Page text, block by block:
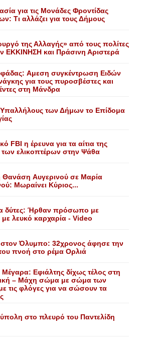
για τις Mονάδες Φροντίδας
Tι αλλάζει για τους Δήμους
της Αλλαγής» από τους πολίτες
EKKINHΣΗ και Πράσινη Αριστερά
Aμεση συγκέντρωση Eιδών
για τους πυροσβέστες και
στη Mάνδρα
Yπαλλήλους των Δήμων το Eπίδομα
FBI η έρευνα για τα αίτια της
των ελικοπτέρων στην Ψάθα
Aυγερινού σε Mαρία
Mωραίνει Kύριος...
δύτες: Ήρθαν πρόσωπο με
λευκό καρχαρία - Video
Όλυμπο: 32χρονος άφησε την
του πνοή στο ρέμα Ορλιά
Εφιάλτης δίχως τέλος στη
– Μάχη σώμα με σώμα των
τις φλόγες για να σώσουν τα
στο πλευρό του Παντελίδη